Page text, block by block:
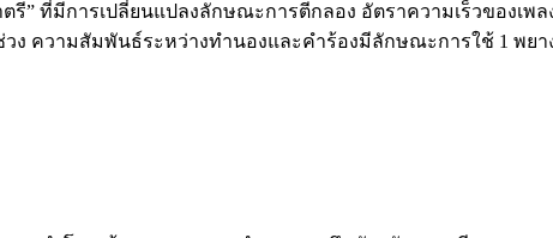
ตรี” ที่มีการเปลี่ยนแปลงลักษณะการตีกลอง อัตราความเร็วของ
วง ความสัมพันธ์ระหว่างทำนองและคำร้องมีลักษณะการใช้ 1 พ